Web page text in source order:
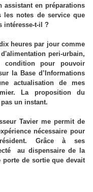
assistant en préparations
notes de service que
intéresse-t-il ?
heures par jour comme
peri-urbain,
condition pour pouvoir
la Base d’Informations
actualisation de mes
La proposition du
un instant.
Tavier me permit de
nécessaire pour
Grâce à ses
au dispensaire de la
porte de sortie que devait